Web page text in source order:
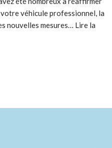
véhicule professionnel, la
nouvelles mesures… Lire la